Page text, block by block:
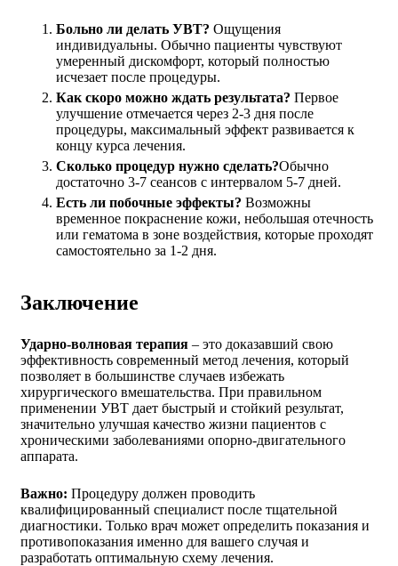
Больно ли делать УВТ? Ощущения
индивидуальны. Обычно пациенты чувствуют
умеренный дискомфорт, который полностью
исчезает после процедуры.
Как скоро можно ждать результата? Первое
улучшение отмечается через 2-3 дня после
процедуры, максимальный эффект развивается к
концу курса лечения.
Сколько процедур нужно сделать?Обычно
достаточно 3-7 сеансов с интервалом 5-7 дней.
Есть ли побочные эффекты? Возможны
временное покраснение кожи, небольшая отечность
или гематома в зоне воздействия, которые проходят
самостоятельно за 1-2 дня.
Заключение
Ударно-волновая терапия – это доказавший свою
эффективность современный метод лечения, который
позволяет в большинстве случаев избежать
хирургического вмешательства. При правильном
применении УВТ дает быстрый и стойкий результат,
значительно улучшая качество жизни пациентов с
хроническими заболеваниями опорно-двигательного
аппарата.
Важно: Процедуру должен проводить
квалифицированный специалист после тщательной
диагностики. Только врач может определить показания и
противопоказания именно для вашего случая и
разработать оптимальную схему лечения.